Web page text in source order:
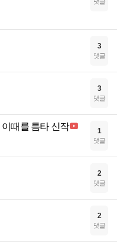
3
댓글
3
댓글
때를 틈타 신작 1
댓글
2
댓글
2
댓글